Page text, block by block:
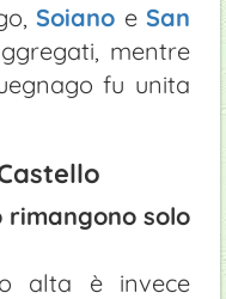
Soiano eSan
mentre
fu unita
rimangono solo
alta è invece